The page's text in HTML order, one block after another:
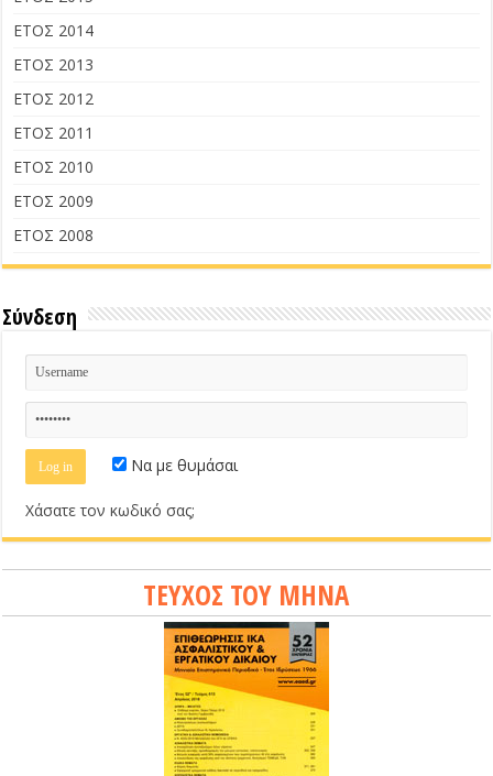
ΕΤΟΣ 2014
ΕΤΟΣ 2013
ΕΤΟΣ 2012
ΕΤΟΣ 2011
ΕΤΟΣ 2010
ΕΤΟΣ 2009
ΕΤΟΣ 2008
Σύνδεση
Να με θυμάσαι
Χάσατε τον κωδικό σας;
ΤΕΥΧΟΣ ΤΟΥ ΜΗΝΑ